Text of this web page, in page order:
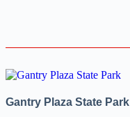
Gantry Plaza State Park